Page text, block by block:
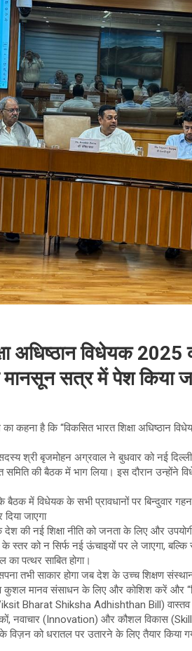
अधिष्ठान विधेयक
सत्र में पेश किया
कहना है कि “विकसित भारत शिक्षा अधिष्ठान
श्री बृजमोहन अग्रवाल ने बुधवार को नई
की बैठक में भाग लिया। इस दौरान उन्होंने
में विधेयक के सभी प्रावधानों पर बिन्दुवार
जाएगा
की नई शिक्षा नीति को जनता के लिए और
स्तर को न सिर्फ नई ऊंचाइयों पर ले जाएगा, बल्कि
का पत्थर साबित होगा।
तभी साकार होगा जब देश के उच्च शिक्षण
मानव संसाधन के लिए और कोशिश करें और
Bharat Shiksha Adhishthan Bill) वास्तव
नवाचार (Innovation) और कौशल विकास
के विज़न को धरातल पर उतारने के लिए तैयार किया